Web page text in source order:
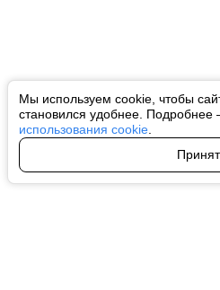
Мы используем cookie, чтобы
становился удобнее. Подробнее
использования cookie